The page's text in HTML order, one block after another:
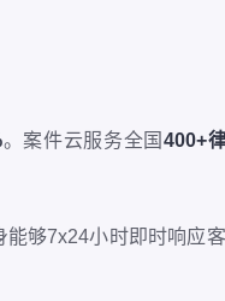
。案件云服务全国400+
够7x24小时即时响应